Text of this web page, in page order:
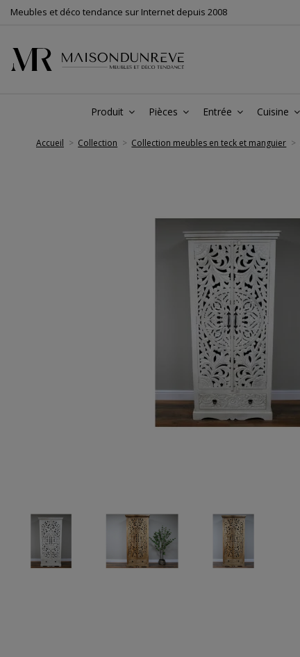
Meubles et déco tendance sur Internet depuis 2008
Produit Pièces Entrée Cuisine
Accueil Collection Collection meubles en teck et manguier